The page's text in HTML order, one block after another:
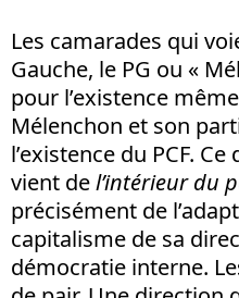
Les camarades qui
Gauche, le PG ou «
pour l’existence
Mélenchon et son
l’existence du PCF.
vient del’intérieur du
précisément de
capitalisme de sa
démocratie interne.